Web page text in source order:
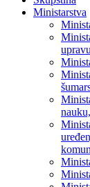
Ministarstva
upravu